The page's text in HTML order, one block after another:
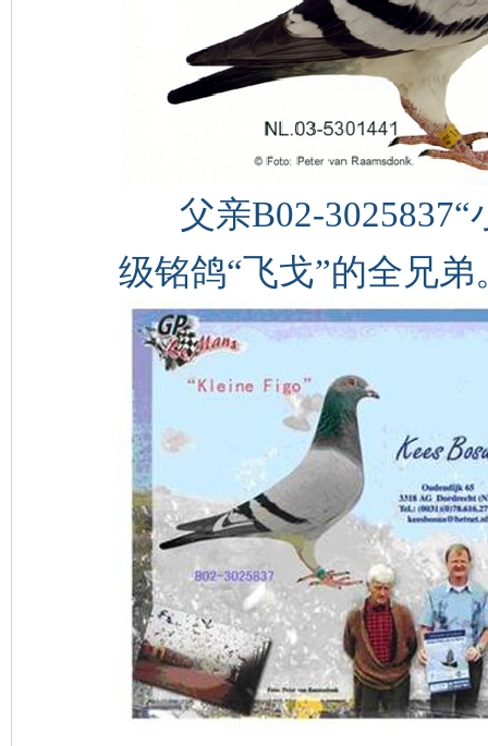
父亲B02-3025837“
级铭鸽“飞戈”的全兄弟